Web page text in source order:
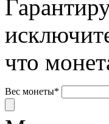
что
Вес монеты*